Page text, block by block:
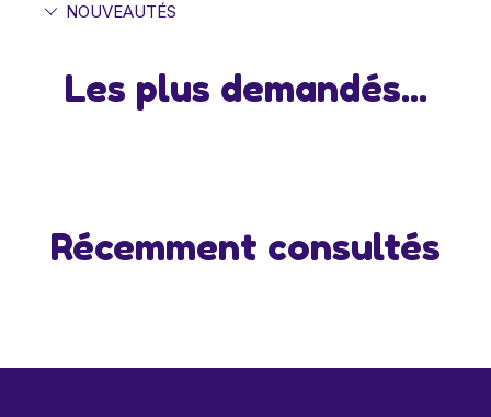
NOUVEAUTÉS
Les plus demandés...
Récemment consultés